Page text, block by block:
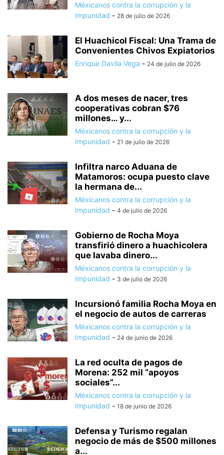
Méxicanos contra la corrupción y la
Impunidad - 28 de julio de 2026
El Huachicol Fiscal: Una Trama de
Convenientes Chivos Expiatorios
Enrique Davila Vega - 24 de julio de 2026
A dos meses de nacer, tres
cooperativas cobran $76
millones… y...
Méxicanos contra la corrupción y la
Impunidad - 21 de julio de 2026
Infiltra narco Aduana de
Matamoros: ocupa puesto clave
la hermana de...
Méxicanos contra la corrupción y la
Impunidad - 4 de julio de 2026
Gobierno de Rocha Moya
transfirió dinero a huachicolera
que lavaba dinero...
Méxicanos contra la corrupción y la
Impunidad - 3 de julio de 2026
Incursionó familia Rocha Moya en
el negocio de autos de carreras
Méxicanos contra la corrupción y la
Impunidad - 24 de junio de 2026
La red oculta de pagos de
Morena: 252 mil “apoyos
sociales”...
Méxicanos contra la corrupción y la
Impunidad - 18 de junio de 2026
Defensa y Turismo regalan
negocio de más de $500 millones
a...